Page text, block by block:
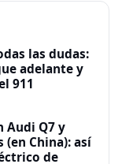
las dudas:
adelante y
911
Audi Q7 y
(en China): así
de